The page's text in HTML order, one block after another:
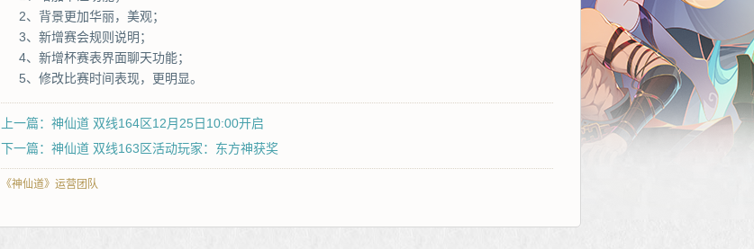
2、背景更加华丽，美观；
3、新增赛会规则说明；
4、新增杯赛表界面聊天功能；
5、修改比赛时间表现，更明显。
上一篇：神仙道 双线164区12月25日10:00开启
下一篇：神仙道 双线163区活动玩家：东方神获奖
《神仙道》运营团队